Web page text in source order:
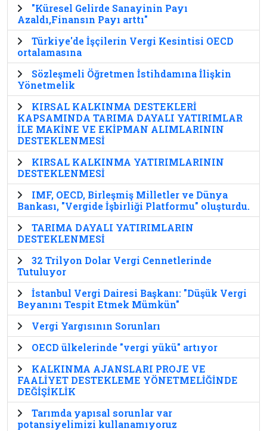
"Küresel Gelirde Sanayinin Payı
Azaldı,Finansın Payı arttı"
Türkiye'de İşçilerin Vergi Kesintisi OECD
ortalamasına
Sözleşmeli Öğretmen İstihdamına İlişkin
Yönetmelik
KIRSAL KALKINMA DESTEKLERİ
KAPSAMINDA TARIMA DAYALI YATIRIMLAR
İLE MAKİNE VE EKİPMAN ALIMLARININ
DESTEKLENMESİ
KIRSAL KALKINMA YATIRIMLARININ
DESTEKLENMESİ
IMF, OECD, Birleşmiş Milletler ve Dünya
Bankası, "Vergide İşbirliği Platformu" oluşturdu.
TARIMA DAYALI YATIRIMLARIN
DESTEKLENMESİ
32 Trilyon Dolar Vergi Cennetlerinde
Tutuluyor
İstanbul Vergi Dairesi Başkanı: "Düşük Vergi
Beyanını Tespit Etmek Mümkün"
Vergi Yargısının Sorunları
OECD ülkelerinde "vergi yükü" artıyor
KALKINMA AJANSLARI PROJE VE
FAALİYET DESTEKLEME YÖNETMELİĞİNDE
DEĞİŞİKLİK
Tarımda yapısal sorunlar var
potansiyelimizi kullanamıyoruz